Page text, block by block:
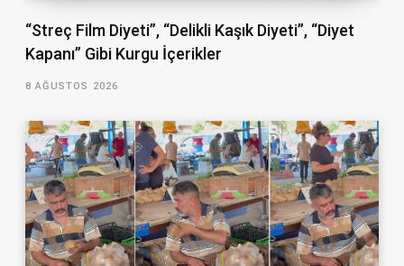
“Streç Film Diyeti”, “Delikli Kaşık Diyeti”, “Diyet
Kapanı” Gibi Kurgu İçerikler
8 AĞUSTOS 2026